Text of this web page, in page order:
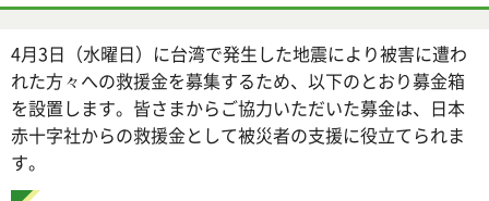
4月3日（水曜日）に台湾で発生した地震により被害に遭わ
れた方々への救援金を募集するため、以下のとおり募金箱
を設置します。皆さまからご協力いただいた募金は、日本
赤十字社からの救援金として被災者の支援に役立てられま
す。